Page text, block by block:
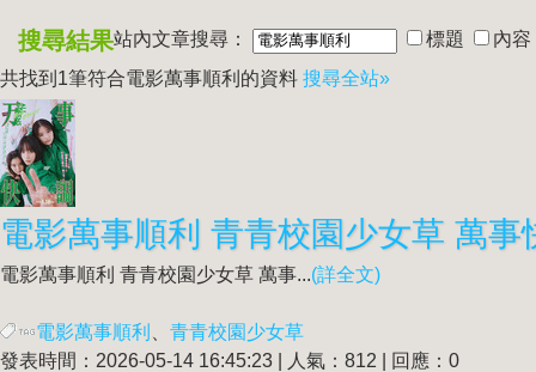
搜尋結果站內文章搜尋： 標題
內容
共找到1筆符合電影萬事順利 的資料 搜尋全站»
電影萬事順利 青青校園少女草 萬
電影萬事順利 青青校園少女草 萬事...(詳全文)
電影萬事順利
青青校園少女草
發表時間：2026-05-14 16:45:23 | 人氣：812 | 回應：0